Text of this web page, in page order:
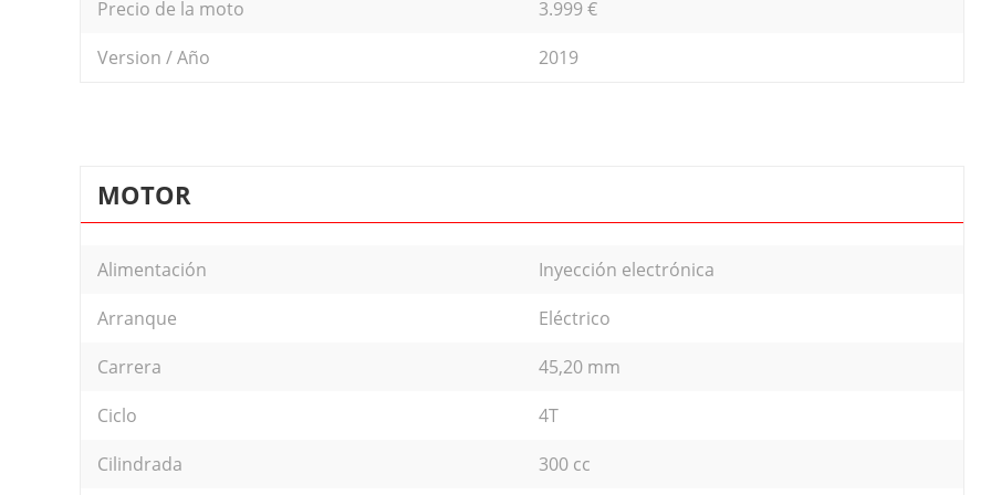
Precio de la moto
3.999 €
Version / Año
2019
MOTOR
Alimentación
Inyección electrónica
Arranque
Eléctrico
Carrera
45,20 mm
Ciclo
4T
Cilindrada
300 cc